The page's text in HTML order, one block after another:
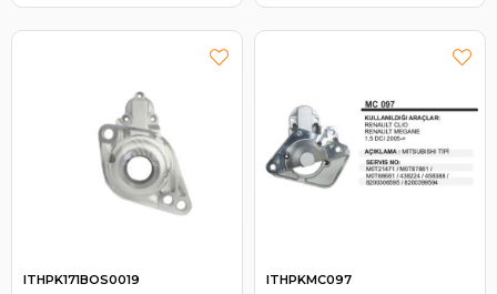
ITHPK171BOS0019 ITHPKMC097